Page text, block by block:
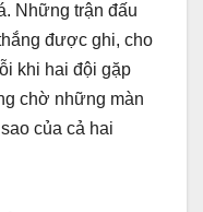
Những trận đấu
được ghi, cho
khi hai đội gặp
chờ những màn
của cả hai